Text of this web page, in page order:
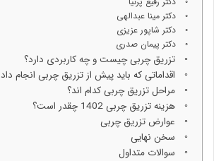
دکتر مینا عبدالهی
دکتر شاپور عزیزی
دکتر پیمان صدری
تزریق چربی چیست و چه کاربردی دارد؟
اقداماتی که باید پیش از تزریق چربی انجام داد
مراحل تزریق چربی کدام اند؟
هزینه تزریق چربی 1402 چقدر است؟
عوارض تزریق چربی
سخن نهایی
سوالات متداول